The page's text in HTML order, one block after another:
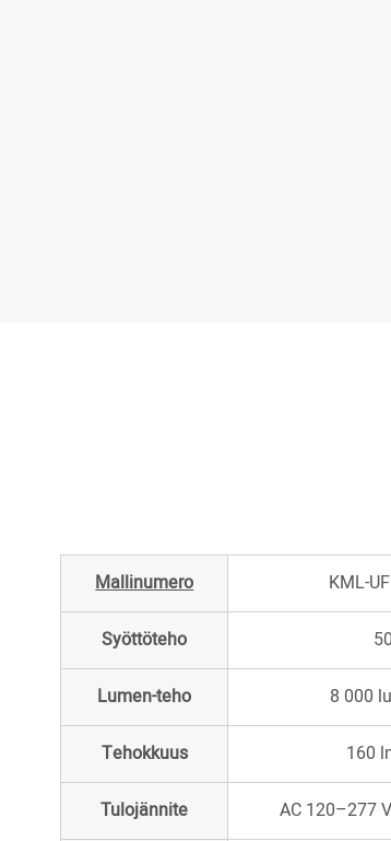
Mallinumero KML-
Syöttöteho
Lumen-teho 8 000
Tehokkuus 160
Tulojännite AC 120–277